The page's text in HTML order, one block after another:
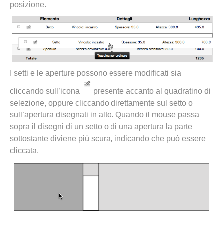
posizione.
I setti e le aperture possono essere modificati sia
cliccando sull’icona
presente accanto al quadratino di
selezione, oppure cliccando direttamente sul setto o
sull’apertura disegnati in alto. Quando il mouse passa
sopra il disegni di un setto o di una apertura la parte
sottostante diviene più scura, indicando che può essere
cliccata.